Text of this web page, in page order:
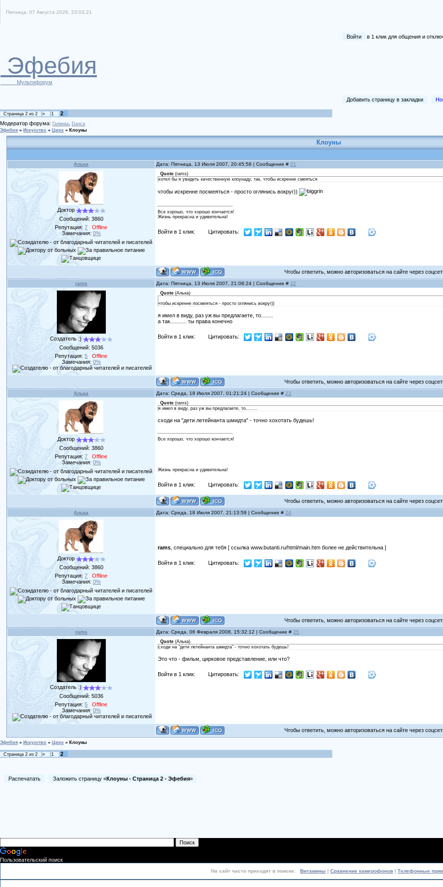
Пятница, 07 Августа 2026, 23:03:21
Войти в 1 клик для общения и
Эфебия
Мультифорум
Добавить страницу в закладки
Страница 2 из 2 « 1
2
Модератор форума: Галинка
Danca
Эфебия » Искусство » Цирк » Клоуны
Клоуны
Алька Дата: Пятница, 13 Июля 2007, 20:45:58 | Сообщение # 21
Доктор
Сообщений: 3860
Репутация:7
Offline
Замечания: 0%
Quote (rams)
хотел бы я увидеть качественную клоунаду, так, чтобы искренне смеяться
чтобы искренне посмеяться - просто оглянись вокруг))
Все хорошо, что хорошо кончается!
Жизнь прекрасна и удивительна!
Войти в 1 клик: Цитировать:
Чтобы ответить, можно авторизоваться на сайте через
rams Дата: Пятница, 13 Июля 2007, 21:08:24 | Сообщение # 22
Создатель :)
Сообщений: 5036
Репутация:5
Offline
Замечания: 0%
Quote (Алька)
чтобы искренне посмеяться - просто оглянись вокруг))
я имел в виду, раз уж вы предлагаете, то........
а так........... ты права конечно
Войти в 1 клик: Цитировать:
Чтобы ответить, можно авторизоваться на сайте через
Алька Дата: Среда, 18 Июля 2007, 01:21:24 | Сообщение # 23
Доктор
Сообщений: 3860
Репутация:7
Offline
Замечания: 0%
Quote (rams)
я имел в виду, раз уж вы предлагаете, то........
сходи на "дети летейнанта шмидта" - точно хохотать будешь!
Все хорошо, что хорошо кончается!
Жизнь прекрасна и удивительна!
Войти в 1 клик: Цитировать:
Чтобы ответить, можно авторизоваться на сайте через
Алька Дата: Среда, 18 Июля 2007, 21:13:59 | Сообщение # 24
Доктор
Сообщений: 3860
Репутация:7
Offline
Замечания: 0%
rams , специально для тебя [ ссылка www.butanti.ru/html/main.htm более не действительна ]
Войти в 1 клик: Цитировать:
Чтобы ответить, можно авторизоваться на сайте через
rams Дата: Среда, 06 Февраля 2008, 15:32:12 | Сообщение # 25
Создатель :)
Сообщений: 5036
Репутация:5
Offline
Замечания: 0%
Quote (Алька)
сходи на "дети летейнанта шмидта" - точно хохотать будешь!
Это что - фильм, цирковое представление, или что?
Войти в 1 клик: Цитировать:
Чтобы ответить, можно авторизоваться на сайте через
Эфебия » Искусство » Цирк » Клоуны
Страница 2 из 2 « 1
2
Распечатать Заложить страницу «Клоуны - Страница 2 - Эфебия»
Пользовательский поиск
На сайт часто приходят в поиске: Витамины | Сравнение камерофонов | Телефонные